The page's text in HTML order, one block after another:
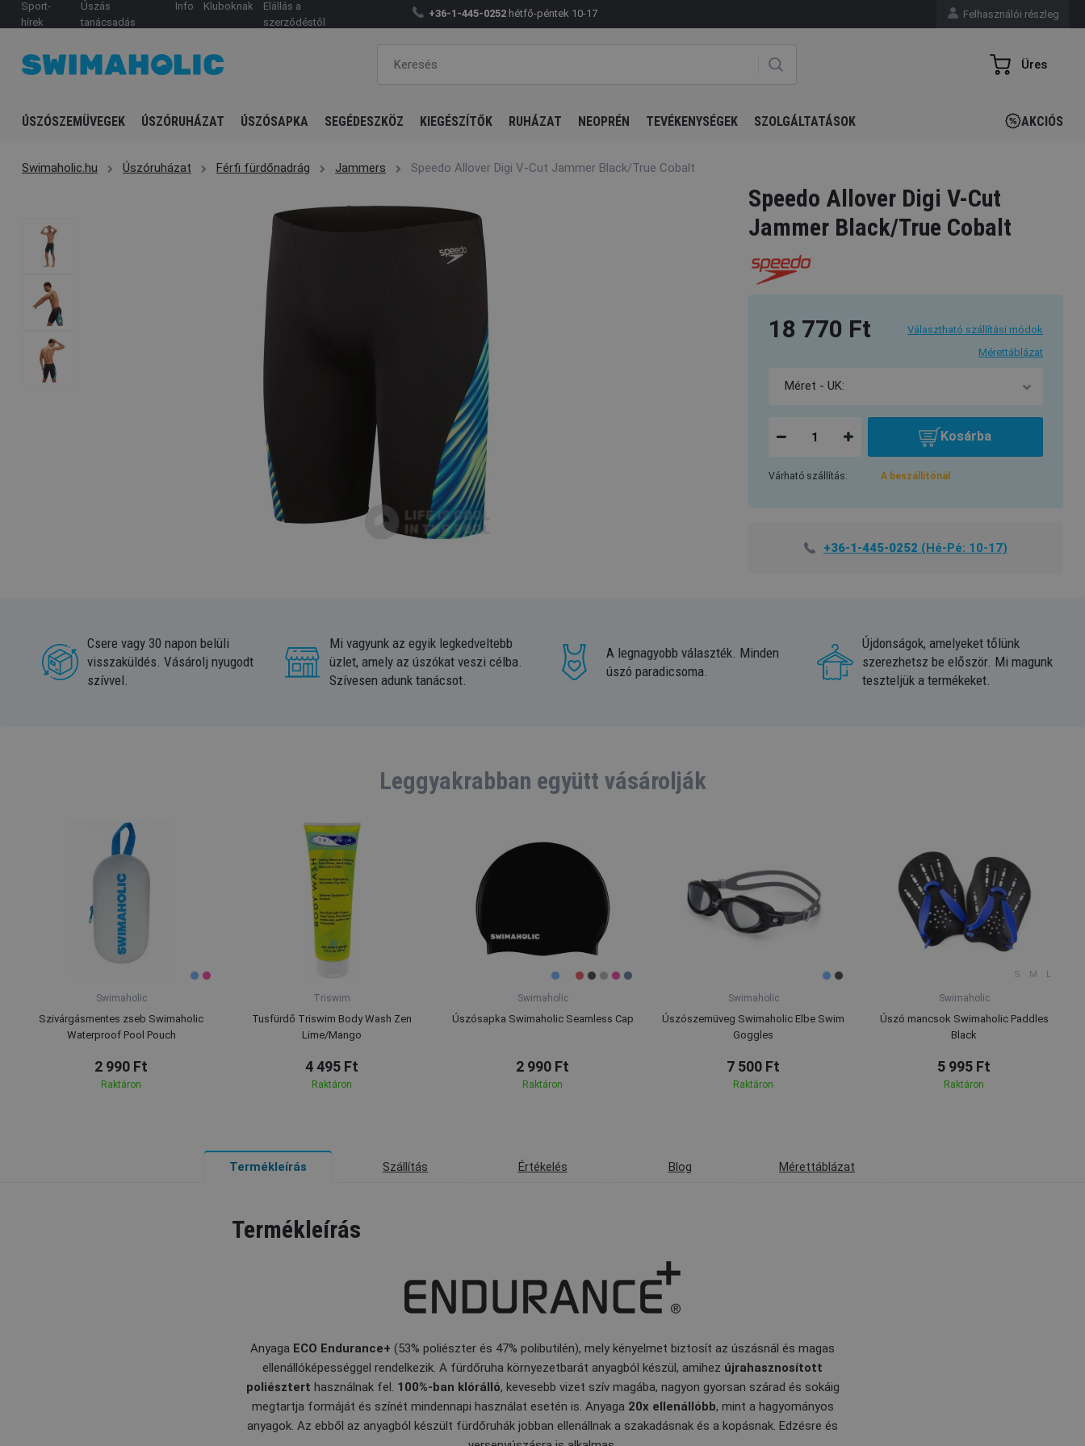
Sport-
hírek
Úszás
tanácsadás
Info Kluboknak
Elállás a
szerződéstől
+36-1-445-0252 hétfő-péntek 10-17 Felhasználói részleg
Üres
ÚSZÓSZEMÜVEGEK ÚSZÓRUHÁZAT ÚSZÓSAPKA SEGÉDESZKÖZ KIEGÉSZÍTŐK RUHÁZAT NEOPRÉN TEVÉKENYSÉGEK SZOLGÁLTATÁSOK AKCIÓS
Swimaholic.hu Úszóruházat Férfi fürdőnadrág Jammers Speedo Allover Digi V-Cut Jammer Black/True Cobalt
Speedo Allover Digi V-Cut
Jammer Black/True Cobalt
18 770 Ft
Választható szállítási módok
Mérettáblázat
Kosárba
Várható szállítás: A beszállítónál
+36-1-445-0252 (Hé-Pé: 10-17)
Csere vagy 30 napon belüli
visszaküldés. Vásárolj nyugodt
szívvel.
Mi vagyunk az egyik legkedveltebb
üzlet, amely az úszókat veszi célba.
Szívesen adunk tanácsot.
A legnagyobb választék. Minden
úszó paradicsoma.
Újdonságok, amelyeket tőlünk
szerezhetsz be először. Mi magunk
teszteljük a termékeket.
Leggyakrabban együtt vásárolják
Swimaholic
Szivárgásmentes zseb Swimaholic
Waterproof Pool Pouch
2 990 Ft
Raktáron
Triswim
Tusfürdő Triswim Body Wash Zen
Lime/Mango
4 495 Ft
Raktáron
Swimaholic
Úszósapka Swimaholic Seamless Cap
2 990 Ft
Raktáron
Swimaholic
Úszószemüveg Swimaholic Elbe Swim
Goggles
7 500 Ft
Raktáron
S M L
Swimaholic
Úszó mancsok Swimaholic Paddles
Black
5 995 Ft
Raktáron
Termékleírás Szállítás Értékelés Blog Mérettáblázat
Termékleírás
Anyaga ECO Endurance+ (53% poliészter és 47% polibutilén), mely kényelmet biztosít az úszásnál és magas
ellenállóképességgel rendelkezik. A fürdőruha környezetbarát anyagból készül, amihez újrahasznosított
poliésztert használnak fel. 100%-ban klórálló, kevesebb vizet szív magába, nagyon gyorsan szárad és sokáig
megtartja formáját és színét mindennapi használat esetén is. Anyaga 20x ellenállóbb, mint a hagyományos
anyagok. Az ebből az anyagból készült fürdőruhák jobban ellenállnak a szakadásnak és a kopásnak. Edzésre és